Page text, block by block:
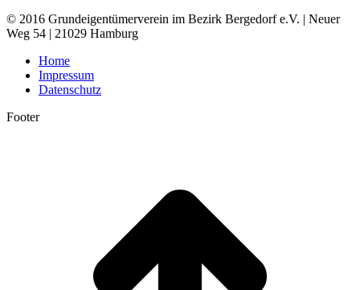
© 2016 Grundeigentümerverein im Bezirk Bergedorf e.V. | Neuer
Weg 54 | 21029 Hamburg
Home
Impressum
Datenschutz
Footer